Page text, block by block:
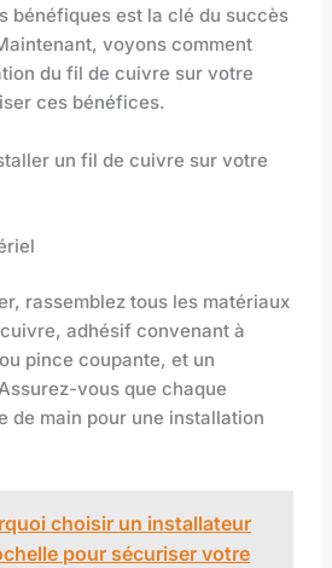
bénéfiques est la clé du succès
voyons comment
du fil de cuivre sur votre
ces bénéfices.
un fil de cuivre sur votre
rassemblez tous les matériaux
adhésif convenant à
pince coupante, et un
vous que chaque
de main pour une installation
choisir un installateur
pour sécuriser votre